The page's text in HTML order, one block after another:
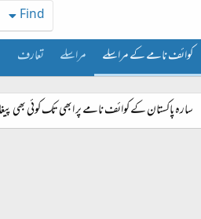
Find
کوائف نامے کے مراسلے مراسلے تعارف
سارہ پاکستان کے کوائف نامے پر ابھی تک کوئی بھی